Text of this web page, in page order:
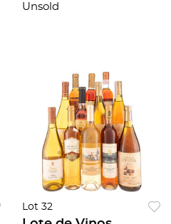
policromada. Tipo
Unsold
Lot 32